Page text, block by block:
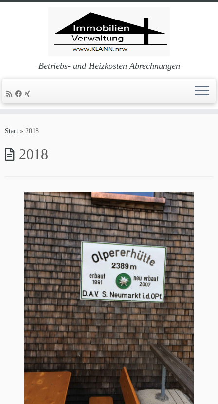
Inhalt
Betriebs- und Heizkosten Abrechnungen
Start » 2018
2018